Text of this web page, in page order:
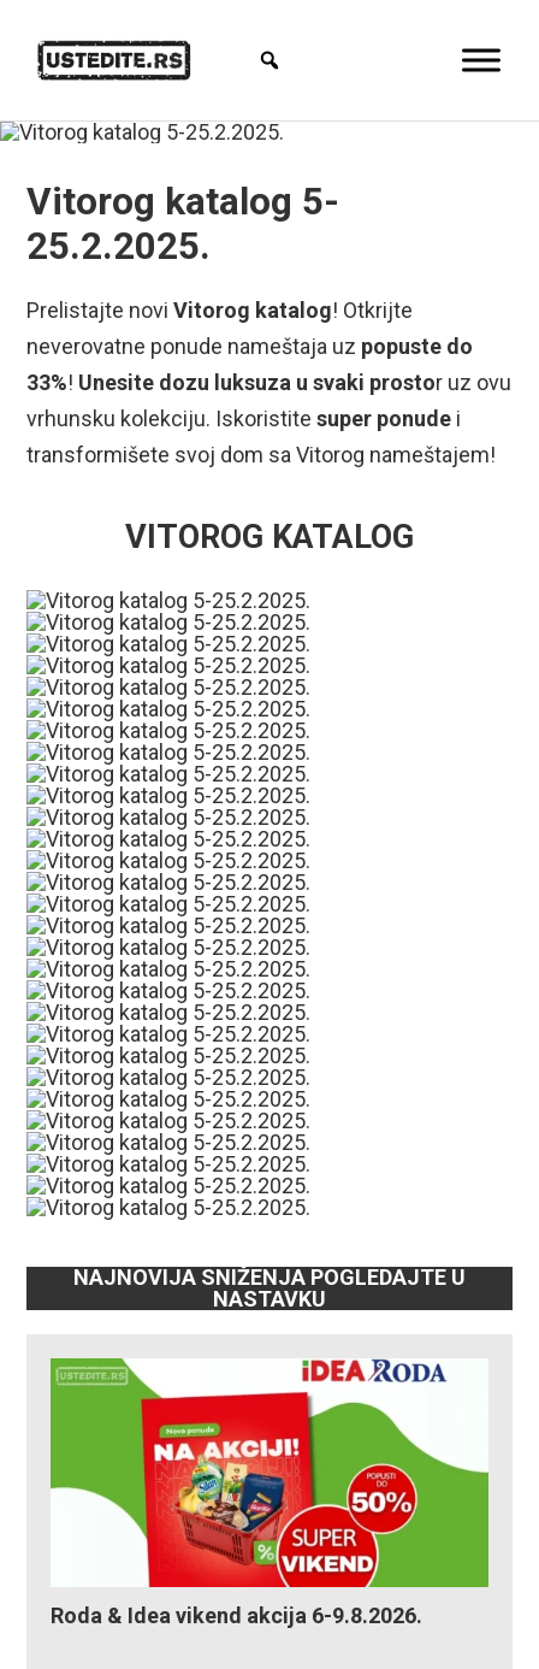
Vitorog katalog 5-
25.2.2025.
Prelistajte novi Vitorog katalog! Otkrijte
neverovatne ponude nameštaja uz popuste do
33%! Unesite dozu luksuza u svaki prostor uz ovu
vrhunsku kolekciju. Iskoristitesuper ponude i
transformišete svoj dom sa Vitorog nameštajem!
VITOROG KATALOG
NAJNOVIJA SNIŽENJA POGLEDAJTE U
NASTAVKU
Roda & Idea vikend akcija 6-9.8.2026.